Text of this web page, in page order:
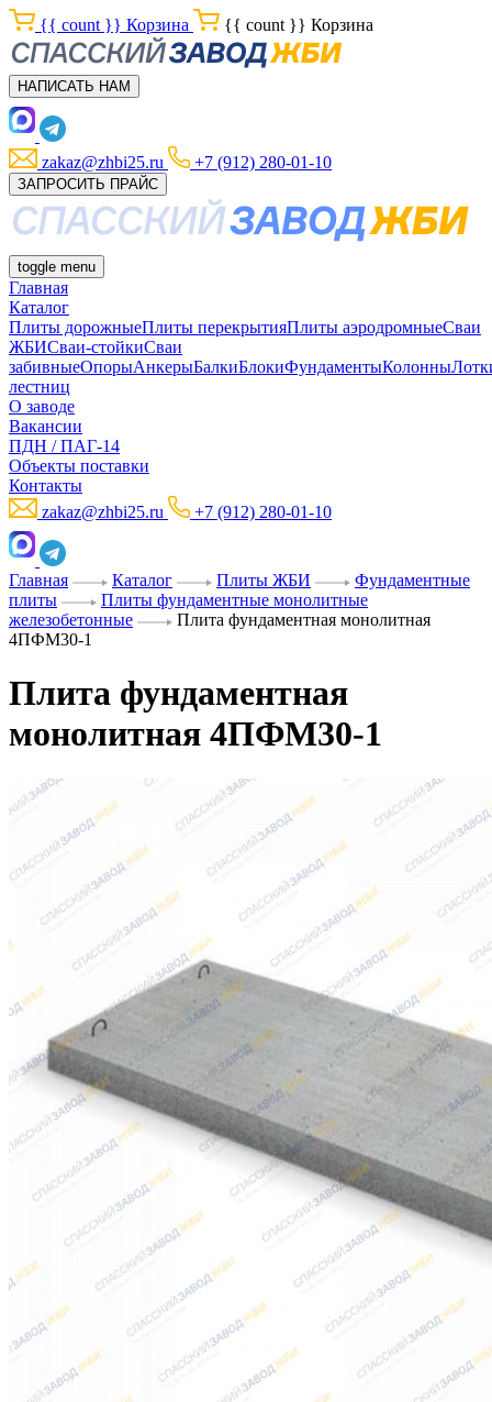
{{ count }} Корзина {{ count }} Корзина
НАПИСАТЬ НАМ
zakaz@zhbi25.ru +7 (912) 280-01-10
ЗАПРОСИТЬ ПРАЙС
toggle menu
Главная
Каталог
Плиты дорожныеПлиты перекрытияПлиты аэродромныеСваи
ЖБИСваи-стойкиСваи
забивныеОпорыАнкерыБалкиБлокиФундаментыКолонны
лестниц
О заводе
Вакансии
ПДН / ПАГ-14
Объекты поставки
Контакты
zakaz@zhbi25.ru
+7 (912) 280-01-10
Главная Каталог Плиты ЖБИ
Фундаментные
плиты
Плиты фундаментные монолитные
железобетонные
Плита фундаментная монолитная
4ПФМ30-1
Плита фундаментная
монолитная 4ПФМ30-1